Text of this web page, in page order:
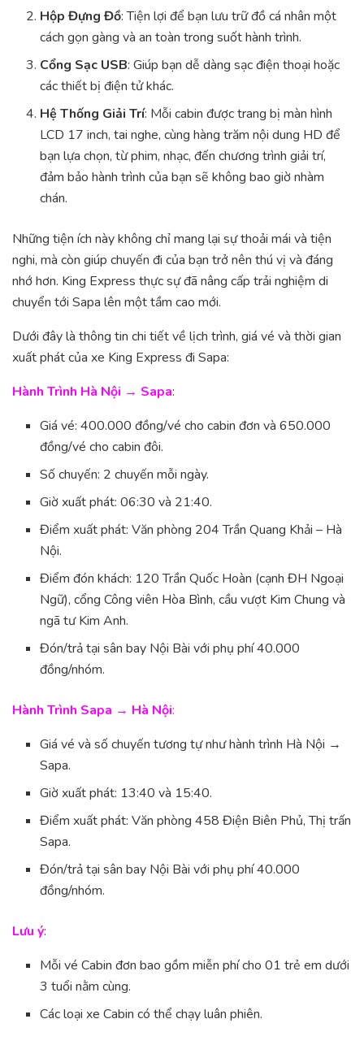
Hộp Đựng Đồ: Tiện lợi để bạn lưu trữ đồ cá nhân một
cách gọn gàng và an toàn trong suốt hành trình.
Cổng Sạc USB: Giúp bạn dễ dàng sạc điện thoại hoặc
các thiết bị điện tử khác.
Hệ Thống Giải Trí: Mỗi cabin được trang bị màn hình
LCD 17 inch, tai nghe, cùng hàng trăm nội dung HD để
bạn lựa chọn, từ phim, nhạc, đến chương trình giải trí,
đảm bảo hành trình của bạn sẽ không bao giờ nhàm
chán.
Những tiện ích này không chỉ mang lại sự thoải mái và tiện
nghi, mà còn giúp chuyến đi của bạn trở nên thú vị và đáng
nhớ hơn. King Express thực sự đã nâng cấp trải nghiệm di
chuyển tới Sapa lên một tầm cao mới.
Dưới đây là thông tin chi tiết về lịch trình, giá vé và thời gian
xuất phát của xe King Express đi Sapa:
Hành Trình Hà Nội → Sapa:
Giá vé: 400.000 đồng/vé cho cabin đơn và 650.000
đồng/vé cho cabin đôi.
Số chuyến: 2 chuyến mỗi ngày.
Giờ xuất phát: 06:30 và 21:40.
Điểm xuất phát: Văn phòng 204 Trần Quang Khải – Hà
Nội.
Điểm đón khách: 120 Trần Quốc Hoàn (cạnh ĐH Ngoại
Ngữ), cổng Công viên Hòa Bình, cầu vượt Kim Chung và
ngã tư Kim Anh.
Đón/trả tại sân bay Nội Bài với phụ phí 40.000
đồng/nhóm.
Hành Trình Sapa → Hà Nội:
Giá vé và số chuyến tương tự như hành trình Hà Nội →
Sapa.
Giờ xuất phát: 13:40 và 15:40.
Điểm xuất phát: Văn phòng 458 Điện Biên Phủ, Thị trấn
Sapa.
Đón/trả tại sân bay Nội Bài với phụ phí 40.000
đồng/nhóm.
Lưu ý:
Mỗi vé Cabin đơn bao gồm miễn phí cho 01 trẻ em dưới
3 tuổi nằm cùng.
Các loại xe Cabin có thể chạy luân phiên.